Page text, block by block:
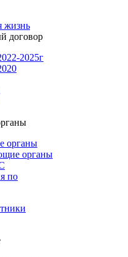
жизнь
договор
2025г
органы
органы
по